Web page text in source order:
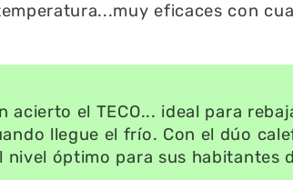
eficaces con
acierto el TECO... ideal para
llegue el frío. Con el dúo
óptimo para sus habitantes